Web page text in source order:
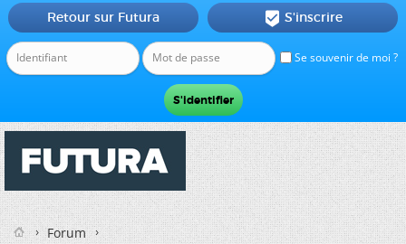
Se souvenir de moi ?
Retour sur Futura  S'inscrire
Forum